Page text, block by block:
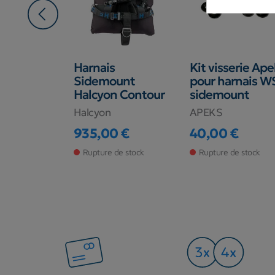
Harnais
Sidemount
Halcyon Contour
Halcyon
Prix
935,00 €
Rupture de stock
Kit visserie
pour harnais
sidemount
APEKS
Prix
40,00 €
Rupture de stock